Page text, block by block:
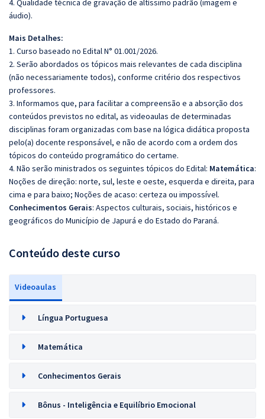
4. Qualidade técnica de gravação de altíssimo padrão (imagem e
áudio).
Mais Detalhes:
1. Curso baseado no Edital N° 01.001/2026.
2. Serão abordados os tópicos mais relevantes de cada disciplina
(não necessariamente todos), conforme critério dos respectivos
professores.
3. Informamos que, para facilitar a compreensão e a absorção dos
conteúdos previstos no edital, as videoaulas de determinadas
disciplinas foram organizadas com base na lógica didática proposta
pelo(a) docente responsável, e não de acordo com a ordem dos
tópicos do conteúdo programático do certame.
4. Não serão ministrados os seguintes tópicos do Edital: Matemática:
Noções de direção: norte, sul, leste e oeste, esquerda e direita, para
cima e para baixo; Noções de acaso: certeza ou impossível.
Conhecimentos Gerais: Aspectos culturais, sociais, históricos e
geográficos do Município de Japurá e do Estado do Paraná.
Conteúdo deste curso
Videoaulas
Língua Portuguesa
Matemática
Conhecimentos Gerais
Bônus - Inteligência e Equilíbrio Emocional